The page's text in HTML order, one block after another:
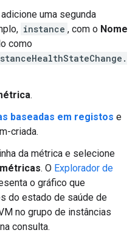
uma segunda
instance , com o Nome
como
.
baseadas em registos e
criada.
da métrica e selecione
. O Explorador de
o gráfico que
do estado de saúde de
no grupo de instâncias
consulta.